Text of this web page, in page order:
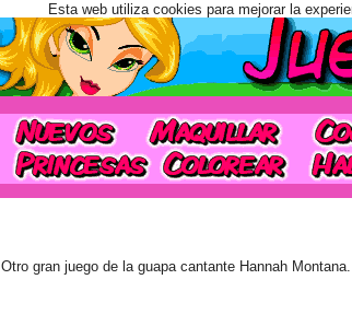
Otro gran juego de la guapa cantante Hannah
Esta web utiliza cookies para mejorar la